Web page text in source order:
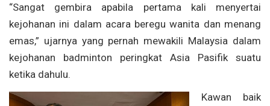
“Sangat gembira apabila pertama kali menyertai
kejohanan ini dalam acara beregu wanita dan menang
emas,” ujarnya yang pernah mewakili Malaysia dalam
kejohanan badminton peringkat Asia Pasifik suatu
ketika dahulu.
Kawan baik